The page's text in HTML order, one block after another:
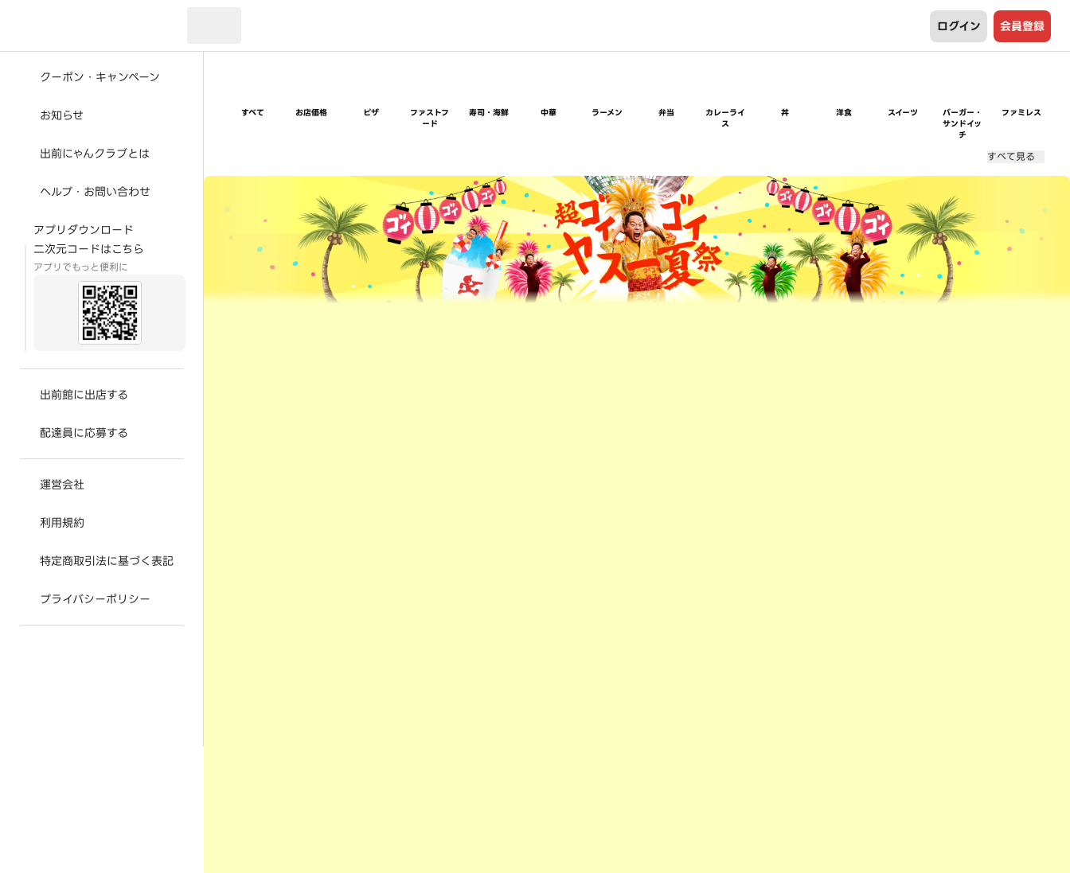
ログイン 会員登録
クーポン・キャンペーン
お知らせ
出前にゃんクラブとは
ヘルプ・お問い合わせ
アプリダウンロード
二次元コードはこちら
アプリでもっと便利に
出前館に出店する
配達員に応募する
運営会社
利用規約
特定商取引法に基づく表記
プライバシーポリシー
すべて お店価格 ピザ
ファストフ
ード
寿司・海鮮 中華 ラーメン 弁当
カレーライ
ス
丼 洋食 スイーツ
バーガー・
サンドイッ
チ
ファミレス
すべて見る
超ゴイゴイヤスー夏祭